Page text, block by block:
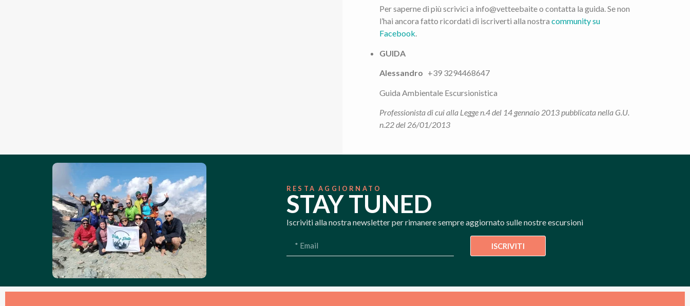
Per saperne di più scrivici a info@vetteebaite o contatta la guida. Se non
l’hai ancora fatto ricordati di iscriverti alla nostra community su
Facebook.
GUIDA
Alessandro +39 3294468647
Guida Ambientale Escursionistica
Professionista di cui alla Legge n.4 del 14 gennaio 2013 pubblicata nella G.U.
n.22 del 26/01/2013
RESTA AGGIORNATO
STAY TUNED
Iscriviti alla nostra newsletter per rimanere sempre aggiornato sulle nostre escursioni
ISCRIVITI